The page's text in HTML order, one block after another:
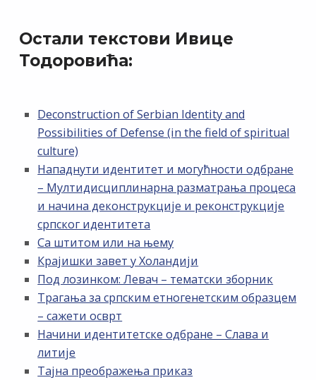
Остали текстови Ивице
Тодоровића:
Deconstruction of Serbian Identity and
Possibilities of Defense (in the field of spiritual
culture)
Нападнути идентитет и могућности одбране
– Мултидисциплинарна разматрања процеса
и начина деконструкције и реконструкције
српског идентитета
Са штитом или на њему
Крајишки завет у Холандији
Под лозинком: Левач – тематски зборник
Трагања за српским етногенетским образцем
– сажети осврт
Начини идентитетске одбране – Слава и
литије
Тајна преображења приказ